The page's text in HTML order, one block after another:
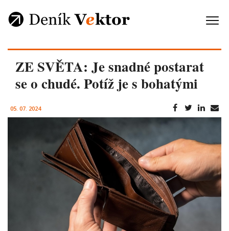
ZE SVĚTA: Je snadné postarat
se o chudé. Potíž je s bohatými
05. 07. 2024